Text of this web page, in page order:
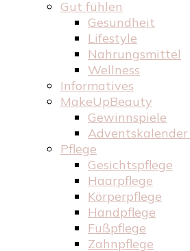
Gut fühlen
Gesundheit
Lifestyle
Nahrungsmittel
Wellness
Informatives
MakeUpBeauty
Gewinnspiele
Pflege
Gesichtspflege
Haarpflege
Körperpflege
Handpflege
Fußpflege
Zahnpflege